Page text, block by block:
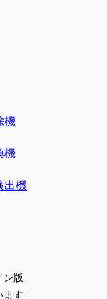
機
機
出機
ン版
ます